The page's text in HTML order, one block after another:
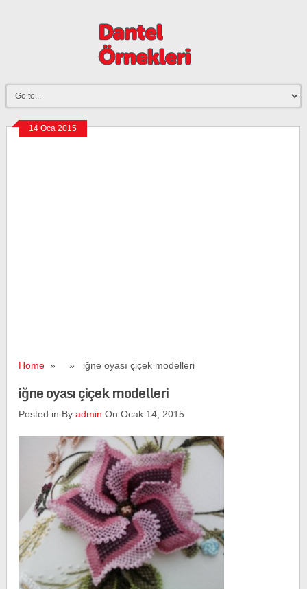
14 Oca 2015
Home » » iğne oyası çiçek modelleri
iğne oyası çiçek modelleri
Posted in Byadmin On Ocak 14, 2015